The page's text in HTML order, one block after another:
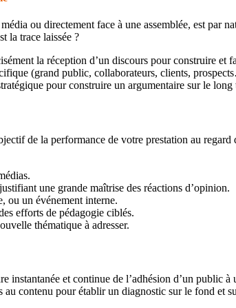
ou directement face à une assemblée, est
la trace laissée ?
la réception d’un discours pour construire et
(grand public, collaborateurs, clients,
pour construire un argumentaire sur le long
de la performance de votre prestation au
une grande maîtrise des réactions d’opinion.
ou un événement interne.
efforts de pédagogie ciblés.
thématique à adresser.
instantanée et continue de l’adhésion d’un
au contenu pour établir un diagnostic sur le fond et